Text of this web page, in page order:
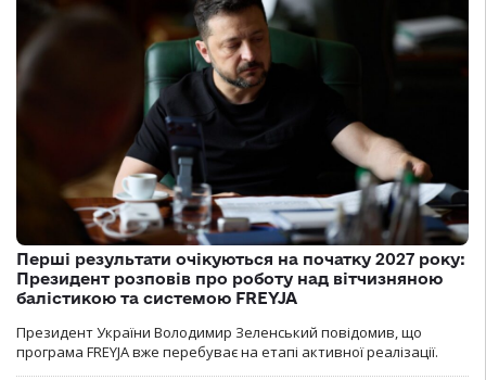
Перші результати очікуються на початку 2027 року:
Президент розповів про роботу над вітчизняною
балістикою та системою FREYJA
Президент України Володимир Зеленський повідомив, що
програма FREYJA вже перебуває на етапі активної реалізації.